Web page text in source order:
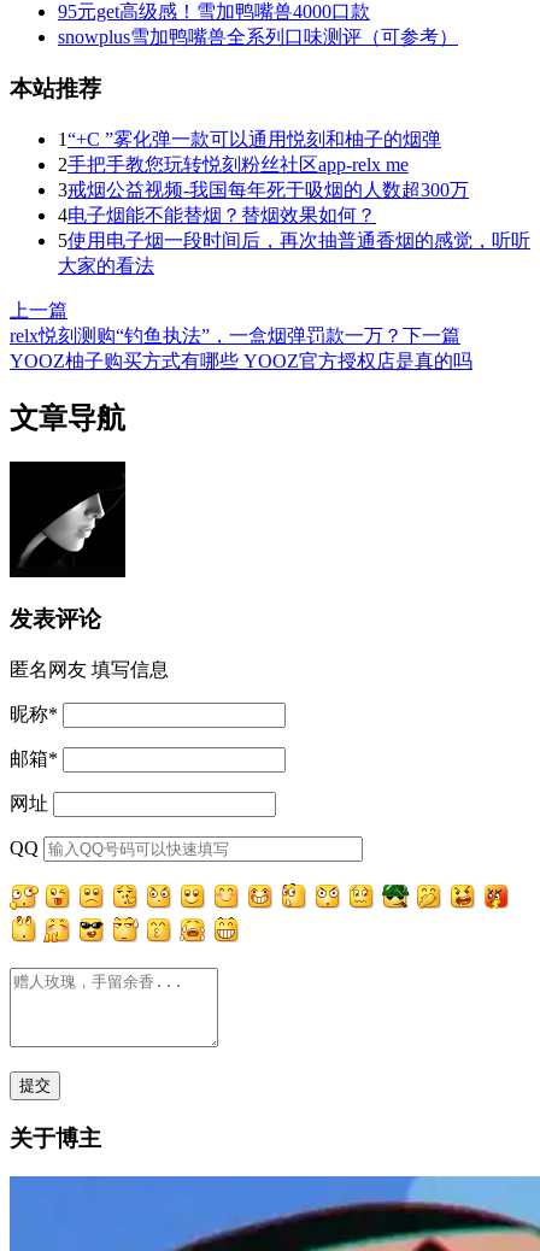
95元get高级感！雪加鸭嘴兽4000口款
snowplus雪加鸭嘴兽全系列口味测评（可参考）
本站推荐
1“+C ”雾化弹一款可以通用悦刻和柚子的烟弹
2手把手教您玩转悦刻粉丝社区app-relx me
3戒烟公益视频-我国每年死于吸烟的人数超300万
4电子烟能不能替烟？替烟效果如何？
5使用电子烟一段时间后，再次抽普通香烟的感觉，听听
大家的看法
上一篇
relx悦刻测购“钓鱼执法”，一盒烟弹罚款一万？ 下一篇
YOOZ柚子购买方式有哪些 YOOZ官方授权店是真的吗
文章导航
发表评论
匿名网友 填写信息
昵称*
邮箱*
网址
QQ
关于博主